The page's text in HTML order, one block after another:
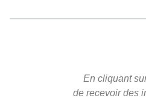
En cliquant
de recevoir des